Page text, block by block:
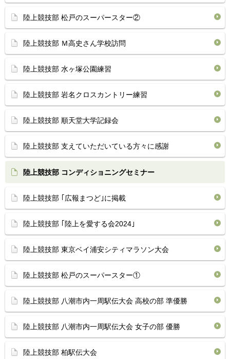
陸上競技部 松戸のスーパースター②
陸上競技部 Ｍ高史さん学校訪問
陸上競技部 水ヶ塚公園練習
陸上競技部 岩名クロスカントリー練習
陸上競技部 順天堂大学記録会
陸上競技部 支えていただいている方々に感謝
陸上競技部 コンディショニングセミナー
陸上競技部 ｢広報まつど｣に掲載
陸上競技部 ｢陸上を愛する会2024｣
陸上競技部 東京ベイ浦安シティマラソン大会
陸上競技部 松戸のスーパースター①
陸上競技部 八潮市内一周駅伝大会 高校の部 準優勝
陸上競技部 八潮市内一周駅伝大会 女子の部 優勝
陸上競技部 柏駅伝大会